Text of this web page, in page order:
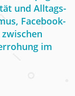
und Alltags-
Facebook-
im